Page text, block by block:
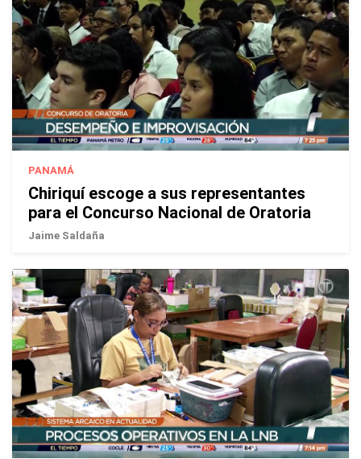
PANAMÁ
Chiriquí escoge a sus representantes
para el Concurso Nacional de Oratoria
Jaime Saldaña